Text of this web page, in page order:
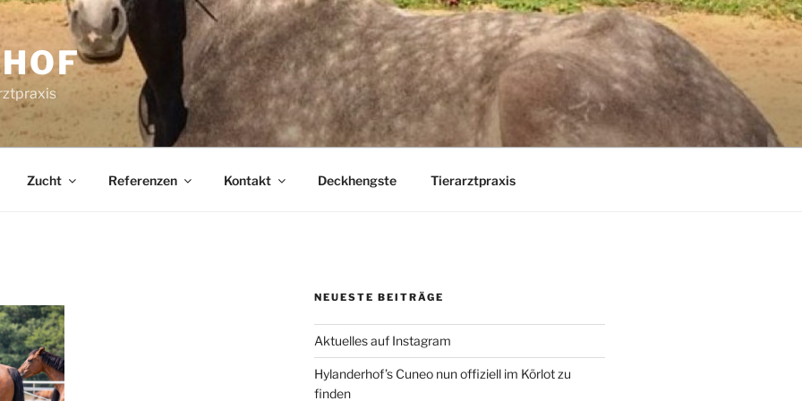
Zucht Referenzen Kontakt Deckhengste Tierarztpraxis
NEUESTE BEITRÄGE
Aktuelles auf Instagram
Hylanderhof’s Cuneo nun offiziell im Körlot zu
finden